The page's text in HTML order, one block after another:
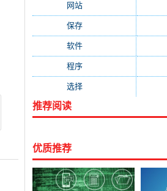
网站(461)
保存(438)
软件(419)
程序(387)
选择(333)
推荐阅读
优质推荐